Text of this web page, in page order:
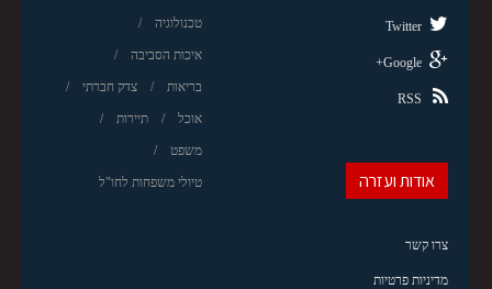
טכנולוגיה
איכות הסביבה
בריאות צדק חברתי
אוכל תיירות
משפט
טיולי משפחות לחו"ל
Twitter
Google+
RSS
אודות ועזרה
צרו קשר
מדיניות פרטיות